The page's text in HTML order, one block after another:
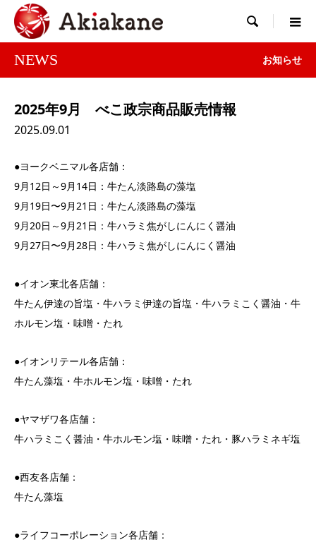

NEWS お知らせ
2025年9月 べこ政宗商品販売情報
2025.09.01
●ヨークベニマル各店舗：
9月12日～9月14日：牛たん淡路島の藻塩
9月19日〜9月21日：牛たん淡路島の藻塩
9月20日～9月21日：牛ハラミ焦がしにんにく醤油
9月27日〜9月28日：牛ハラミ焦がしにんにく醤油
●イオン東北各店舗：
牛たん伊達の旨塩・牛ハラミ伊達の旨塩・牛ハラミこく醤油・牛
ホルモン塩・味噌・たれ
●イオンリテール各店舗：
牛たん藻塩・牛ホルモン塩・味噌・たれ
●ヤマザワ各店舗：
牛ハラミこく醤油・牛ホルモン塩・味噌・たれ・豚ハラミネギ塩
●西友各店舗：
牛たん藻塩
●ライフコーポレーション各店舗：